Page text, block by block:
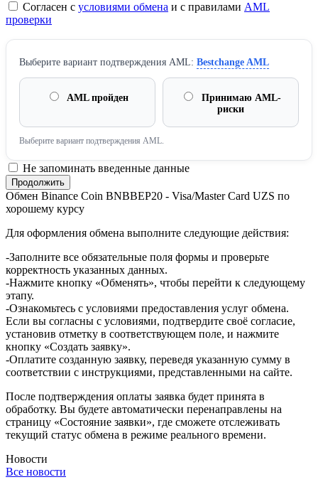
Согласен с условиями обмена и с правилами AML
проверки
Выберите вариант подтверждения AML: Bestchange AML
AML пройден
Принимаю AML-
риски
Выберите вариант подтверждения AML.
Не запоминать введенные данные
Обмен Binance Coin BNBBEP20 - Visa/Master Card UZS по
хорошему курсу
Для оформления обмена выполните следующие действия:
-Заполните все обязательные поля формы и проверьте
корректность указанных данных.
-Нажмите кнопку «Обменять», чтобы перейти к следующему
этапу.
-Ознакомьтесь с условиями предоставления услуг обмена.
Если вы согласны с условиями, подтвердите своё согласие,
установив отметку в соответствующем поле, и нажмите
кнопку «Создать заявку».
-Оплатите созданную заявку, переведя указанную сумму в
соответствии с инструкциями, представленными на сайте.
После подтверждения оплаты заявка будет принята в
обработку. Вы будете автоматически перенаправлены на
страницу «Состояние заявки», где сможете отслеживать
текущий статус обмена в режиме реального времени.
Новости
Все новости